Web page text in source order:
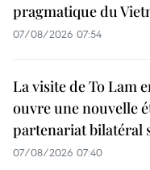
pragmatique du
07/08/2026 07:54
La visite de To Lam
ouvre une nouvelle
partenariat bilatéral
07/08/2026 07:40